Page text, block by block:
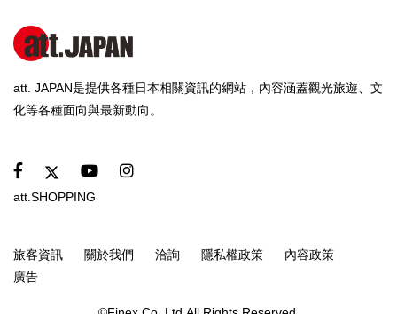
att. JAPAN是提供各種日本相關資訊的網站，內容涵蓋觀光旅遊、文
化等各種面向與最新動向。
att.SHOPPING
旅客資訊 關於我們 洽詢 隱私權政策
內容政策
廣告